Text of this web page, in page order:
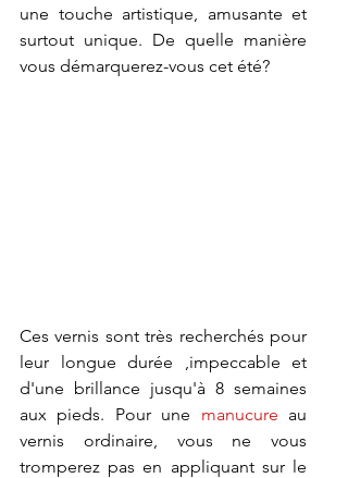
une touche artistique, amusante et
surtout unique. De quelle manière
vous démarquerez-vous cet été?
Ces vernis sont très recherchés pour
leur longue durée ,impeccable et
d'une brillance jusqu'à 8 semaines
aux pieds. Pour une manucure au
vernis ordinaire, vous ne vous
tromperez pas en appliquant sur le